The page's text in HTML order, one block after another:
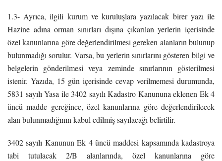
1.3- Ayrıca, ilgili kurum ve kuruluşlara yazılacak birer yazı ile
Hazine adına orman sınırları dışına çıkarılan yerlerin içerisinde
özel kanunlarına göre değerlendirilmesi gereken alanların bulunup
bulunmadığı sorulur. Varsa, bu yerlerin sınırlarını gösteren bilgi ve
belgelerin gönderilmesi veya zeminde sınırlarının gösterilmesi
istenir. Yazıda, 15 gün içerisinde cevap verilmemesi durumunda,
5831 sayılı Yasa ile 3402 sayılı Kadastro Kanununa eklenen Ek 4
üncü madde gereğince, özel kanunlarına göre değerlendirilecek
alan bulunmadığının kabul edilmiş sayılacağı belirtilir.
3402 sayılı Kanunun Ek 4 üncü maddesi kapsamında kadastroya
tabi tutulacak 2/B alanlarında, özel kanunlarına göre